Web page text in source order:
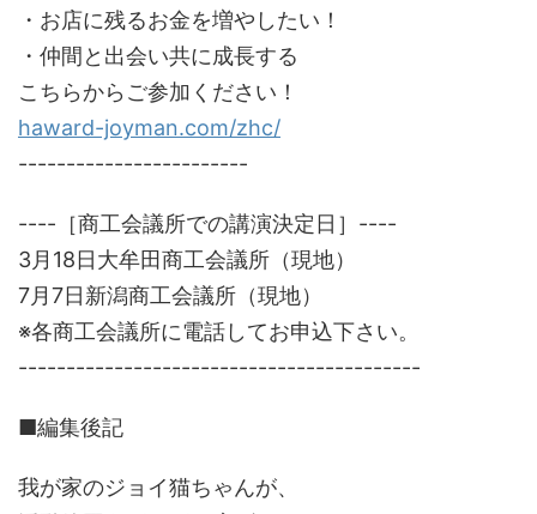
・お店に残るお金を増やしたい！
・仲間と出会い共に成長する
こちらからご参加ください！
haward-joyman.com/zhc/
------------------------
----［商工会議所での講演決定日］----
3月18日大牟田商工会議所（現地）
7月7日新潟商工会議所（現地）
※各商工会議所に電話してお申込下さい。
------------------------------------------
■編集後記
我が家のジョイ猫ちゃんが、